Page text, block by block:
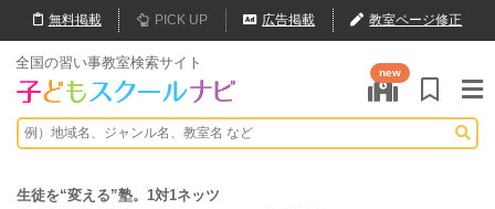
無料掲載 PICK UP 広告掲載 教室ページ修正
全国の習い事教室検索サイト
new
生徒を“変える”塾。1対1ネッツ